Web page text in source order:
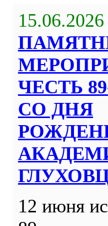
15.06.2026
ЧЕСТЬ
СО ДНЯ
12 июня